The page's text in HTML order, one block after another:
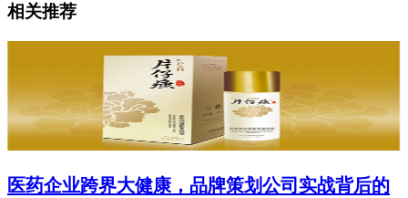
相关推荐
医药企业跨界大健康，品牌策划公司实战背后的